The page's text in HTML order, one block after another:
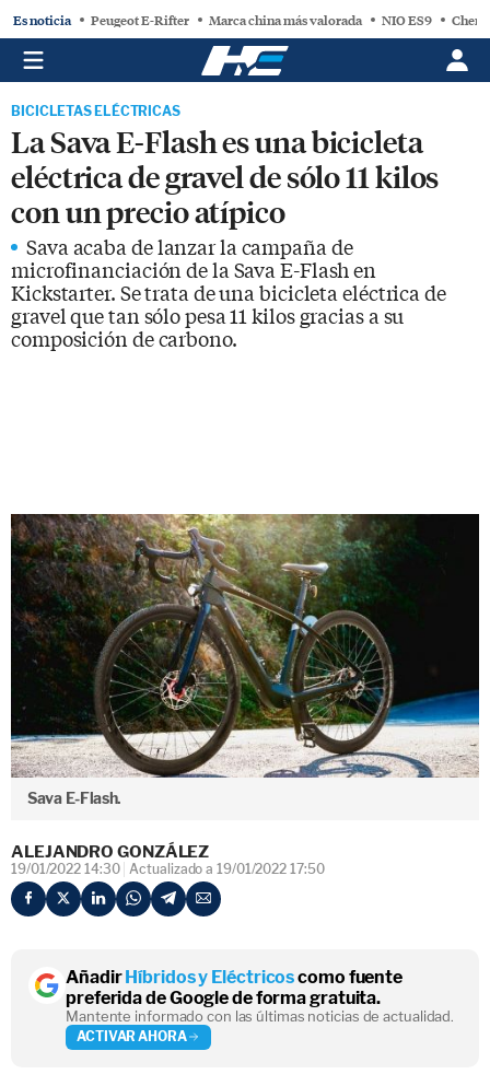
Es noticia Peugeot E-Rifter Marca china más valorada NIO ES9 Chery
BICICLETAS ELÉCTRICAS
La Sava E-Flash es una bicicleta
eléctrica de gravel de sólo 11 kilos
con un precio atípico
Sava acaba de lanzar la campaña de
microfinanciación de la Sava E-Flash en
Kickstarter. Se trata de una bicicleta eléctrica de
gravel que tan sólo pesa 11 kilos gracias a su
composición de carbono.
Sava E-Flash.
ALEJANDRO GONZÁLEZ
19/01/2022 14:30 Actualizado a 19/01/2022 17:50
AñadirHíbridos y Eléctricoscomo fuente
preferida de Google de forma gratuita.
Mantente informado con las últimas noticias de actualidad.
ACTIVAR AHORA